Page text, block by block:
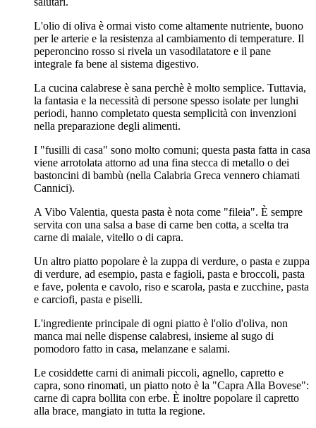
L'olio di oliva è ormai visto come altamente nutriente, buono
per le arterie e la resistenza al cambiamento di temperature. Il
peperoncino rosso si rivela un vasodilatatore e il pane
integrale fa bene al sistema digestivo.
La cucina calabrese è sana perchè è molto semplice. Tuttavia,
la fantasia e la necessità di persone spesso isolate per lunghi
periodi, hanno completato questa semplicità con invenzioni
nella preparazione degli alimenti.
I "fusilli di casa" sono molto comuni; questa pasta fatta in casa
viene arrotolata attorno ad una fina stecca di metallo o dei
bastoncini di bambù (nella Calabria Greca vennero chiamati
Cannici).
A Vibo Valentia, questa pasta è nota come "fileia". È sempre
servita con una salsa a base di carne ben cotta, a scelta tra
carne di maiale, vitello o di capra.
Un altro piatto popolare è la zuppa di verdure, o pasta e zuppa
di verdure, ad esempio, pasta e fagioli, pasta e broccoli, pasta
e fave, polenta e cavolo, riso e scarola, pasta e zucchine, pasta
e carciofi, pasta e piselli.
L'ingrediente principale di ogni piatto è l'olio d'oliva, non
manca mai nelle dispense calabresi, insieme al sugo di
pomodoro fatto in casa, melanzane e salami.
Le cosiddette carni di animali piccoli, agnello, capretto e
capra, sono rinomati, un piatto noto è la "Capra Alla Bovese":
carne di capra bollita con erbe. È inoltre popolare il capretto
alla brace, mangiato in tutta la regione.